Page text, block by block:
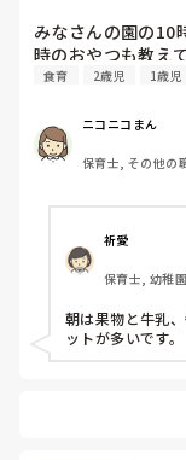
みなさんの園の10
時のおやつも教え
食育 2歳児 1歳児
ニコニコまん
保育士, その他の
祈愛
保育士, 幼稚
朝は果物と牛乳
ットが多いです。